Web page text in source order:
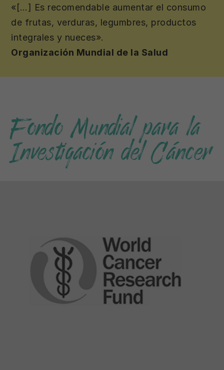
«[…] Es recomendable aumentar el consumo
de frutas, verduras, legumbres, productos
integrales y nueces».
Organización Mundial de la Salud
Fondo Mundial para la
Investigación del Cáncer